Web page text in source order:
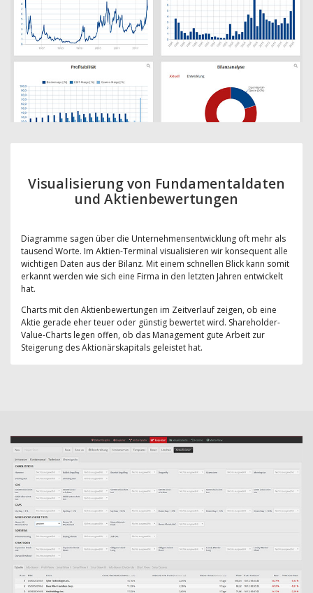
Visualisierung von Fundamentaldaten
und Aktienbewertungen
Diagramme sagen über die Unternehmensentwicklung oft mehr als
tausend Worte. Im Aktien-Terminal visualisieren wir konsequent alle
wichtigen Daten aus der Bilanz. Mit einem schnellen Blick kann somit
erkannt werden wie sich eine Firma in den letzten Jahren entwickelt
hat.
Charts mit den Aktienbewertungen im Zeitverlauf zeigen, ob eine
Aktie gerade eher teuer oder günstig bewertet wird. Shareholder-
Value-Charts legen offen, ob das Management gute Arbeit zur
Steigerung des Aktionärskapitals geleistet hat.